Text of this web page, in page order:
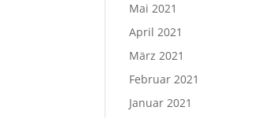
Mai 2021
April 2021
März 2021
Februar 2021
Januar 2021